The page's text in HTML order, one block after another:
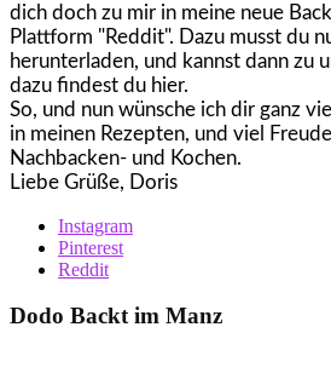
dich doch zu mir in meine neue
Plattform "Reddit". Dazu musst du
herunterladen, und kannst dann zu
dazu findest du hier.
So, und nun wünsche ich dir ganz
in meinen Rezepten, und viel
Nachbacken- und Kochen.
Liebe Grüße, Doris
Instagram
Pinterest
Reddit
Dodo Backt im Manz